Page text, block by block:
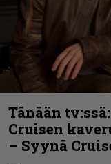
Tänään
Cruisen
– Syynä